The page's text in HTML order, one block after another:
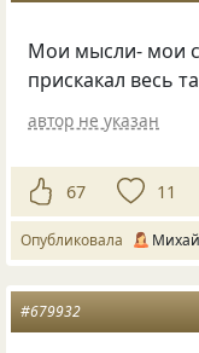
Мои мысли- мои
прискакал весь
автор не указан
67 11
Опубликовала
#679932